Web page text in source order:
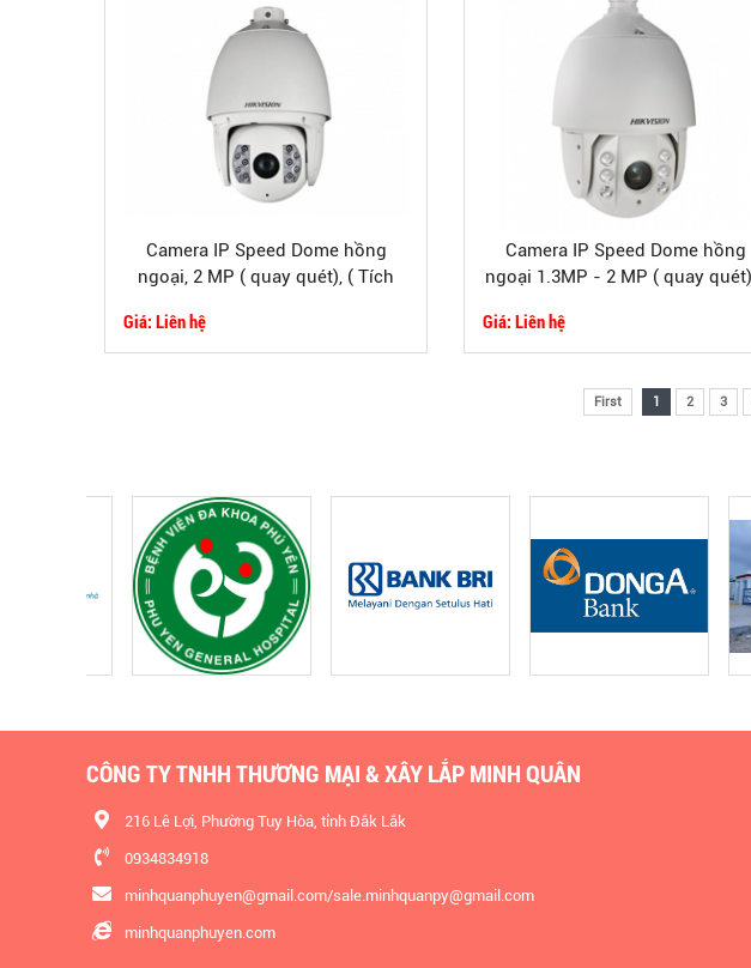
Camera IP Speed Dome hồng
ngoại, 2 MP ( quay quét), ( Tích
Giá: Liên hệ
Camera IP Speed Dome hồng
ngoại 1.3MP - 2 MP ( quay
Giá: Liên hệ
First 1 2 3
CÔNG TY TNHH THƯƠNG MẠI & XÂY LẮP MINH QUÂN
216 Lê Lợi, Phường Tuy Hòa, tỉnh Đắk Lắk
0934834918
minhquanphuyen@gmail.com/sale.minhquanpy@gmail.com
minhquanphuyen.com